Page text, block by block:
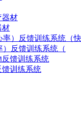
材
）反馈训练系统（
馈训练系统